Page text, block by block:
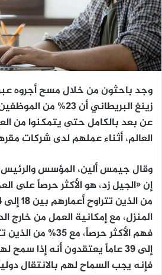
وجد باحثون من خلال مسح أجروه
زينغ البريطاني أن
عن بعد بالكامل حتى يتمكنوا من
العالم، أثناء عملهم لدى شركات
وقال جيمس ألين، المؤسس والرئيس
المنزل، مع إمكانية العمل من خارج
إلى 39 عاماً يعتقدون أنه إذا
فإنه يجب السماح لهم بالانتقال